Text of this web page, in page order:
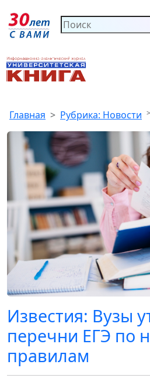
Главная Рубрика: Новости
Известия: Вузы
перечни ЕГЭ по
правилам